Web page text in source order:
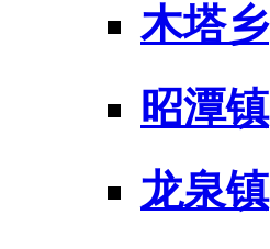
木塔乡
昭潭镇
龙泉镇